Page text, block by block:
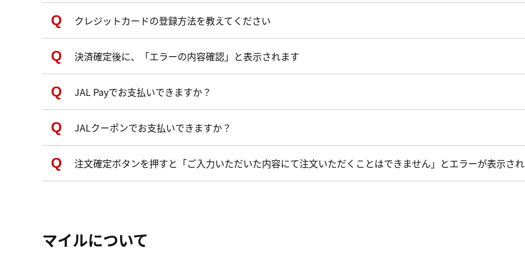
クレジットカードの登録方法を教えてください
決済確定後に、「エラーの内容確認」と表示されます
JAL Payでお支払いできますか？
JALクーポンでお支払いできますか？
注文確定ボタンを押すと「ご入力いただいた内容にて注文いただくことはできません」とエラーが表示さ
マイルについて